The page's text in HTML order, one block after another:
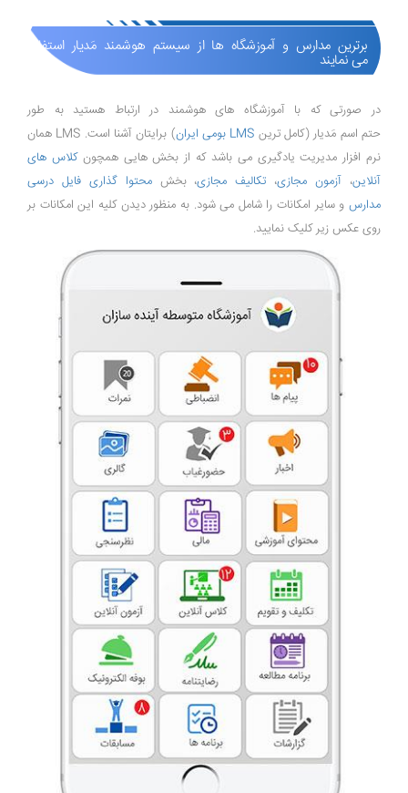
برترین مدارس و آموزشگاه ها از سیستم هوشمند مَدیار استفاده
می نمایند
در صورتی که با آموزشگاه های هوشمند در ارتباط هستید به طور
حتم اسم مَدیار (کامل ترین LMS بومی ایران
) برایتان آشنا است. LMS همان
نرم افزار مدیریت یادگیری می باشد که از بخش هایی همچونکلاس های
آنلاین، آزمون مجازی، تکالیف مجازی، بخشمحتوا گذاری فایل درسی
مدارس و سایر امکانات را شامل می شود. به منظور دیدن کلیه این امکانات بر
روی عکس زیر کلیک نمایید.